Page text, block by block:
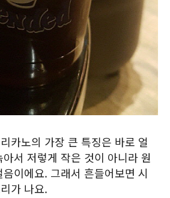
카노의 가장 큰 특징은 바로 얼
서 저렇게 작은 것이 아니라 원
이에요. 그래서 흔들어보면 시
가 나요.